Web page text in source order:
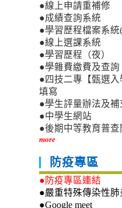
●線上申請重補修
●成績查詢系統
●學習歷程檔案系統
●線上選課系統
●學習歷程（夜）
●學雜費繳費及查詢
●四技二專【甄選
填寫
●學生評量辦法及補
●中學生網站
●後期中等教育普查
more
防疫專區
●防疫專區連結
●嚴重特殊傳染性肺
●Google meet